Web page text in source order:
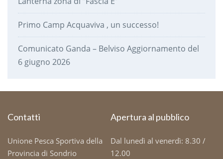
Primo Camp Acquaviva , un successo!
Comunicato Ganda – Belviso Aggiornamento del
6 giugno 2026
Contatti
Unione Pesca Sportiva della
Provincia di Sondrio
Apertura al pubblico
Dal lunedì al venerdì: 8.30 /
12.00